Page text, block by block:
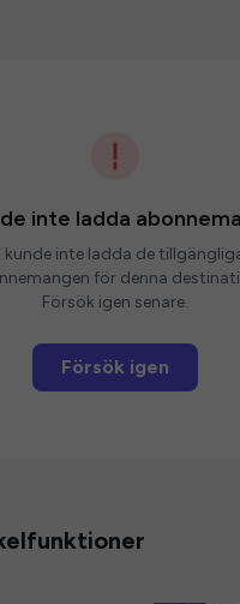
inte ladda
kunde inte ladda de
för denna
Försök igen senare.
Försök igen